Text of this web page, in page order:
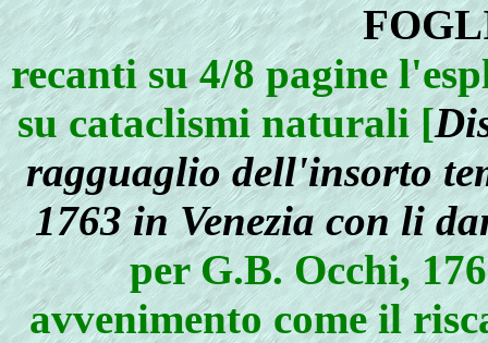
recanti su 4/8 pagine
su cataclismi naturali [
ragguaglio dell'insorto
1763 in Venezia con li
per G.B. Occhi,
avvenimento come il